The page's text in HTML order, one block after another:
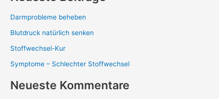
Darmprobleme beheben
Blutdruck natürlich senken
Stoffwechsel-Kur
Symptome – Schlechter Stoffwechsel
Neueste Kommentare